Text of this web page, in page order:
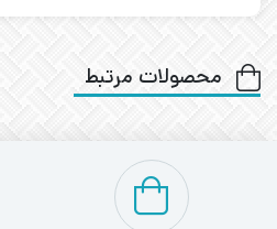
محصولات مرتبط